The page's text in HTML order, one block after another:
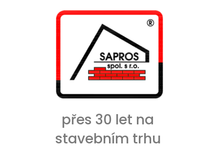
přes 30 let na
stavebním trhu